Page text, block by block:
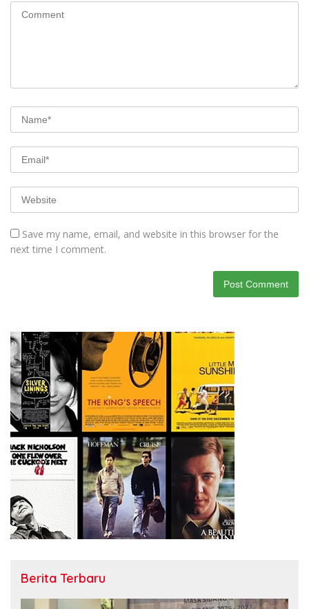
Save my name, email, and website in this browser for the
next time I comment.
Berita Terbaru